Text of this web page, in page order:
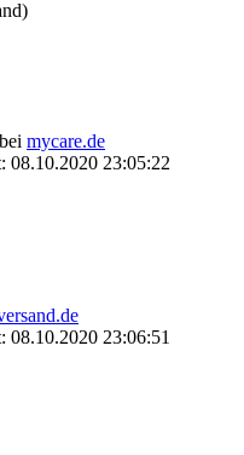
mycare.de
08.10.2020 23:05:22
08.10.2020 23:06:51